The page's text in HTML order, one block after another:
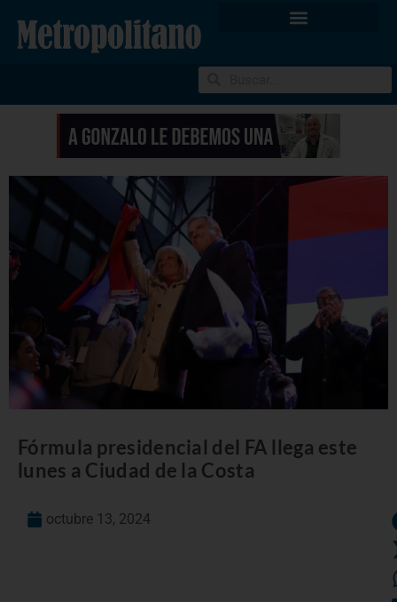
Fórmula presidencial del FA llega este
lunes a Ciudad de la Costa
octubre 13, 2024